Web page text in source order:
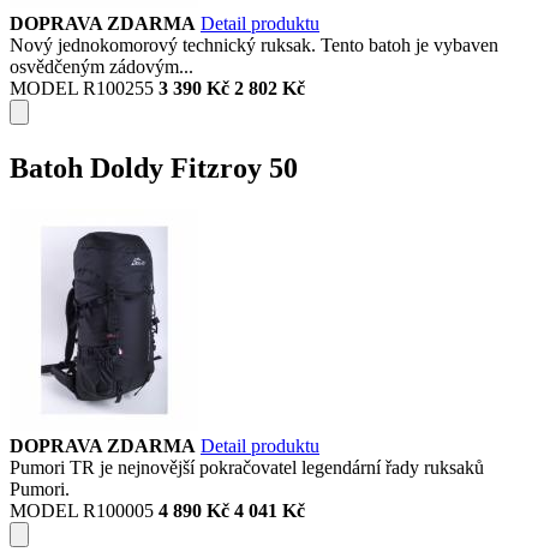
DOPRAVA ZDARMA Detail produktu
Nový jednokomorový technický ruksak. Tento batoh je vybaven
osvědčeným zádovým...
MODEL R100255 3 390 Kč 2 802 Kč
Batoh Doldy Fitzroy 50
DOPRAVA ZDARMA Detail produktu
Pumori TR je nejnovější pokračovatel legendární řady ruksaků
Pumori.
MODEL R100005 4 890 Kč 4 041 Kč